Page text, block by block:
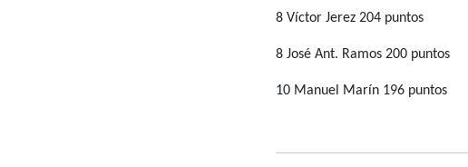
8 Víctor Jerez 204 puntos
8 José Ant. Ramos 200 puntos
10 Manuel Marín 196 puntos